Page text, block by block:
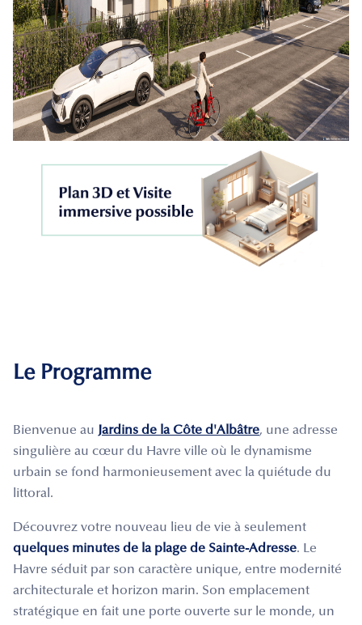
Le Programme
Bienvenue au Jardins de la Côte d'Albâtre, une adresse
singulière au cœur du Havre ville où le dynamisme
urbain se fond harmonieusement avec la quiétude du
littoral.
Découvrez votre nouveau lieu de vie à seulement
quelques minutes de la plage de Sainte-Adresse. Le
Havre séduit par son caractère unique, entre modernité
architecturale et horizon marin. Son emplacement
stratégique en fait une porte ouverte sur le monde, un